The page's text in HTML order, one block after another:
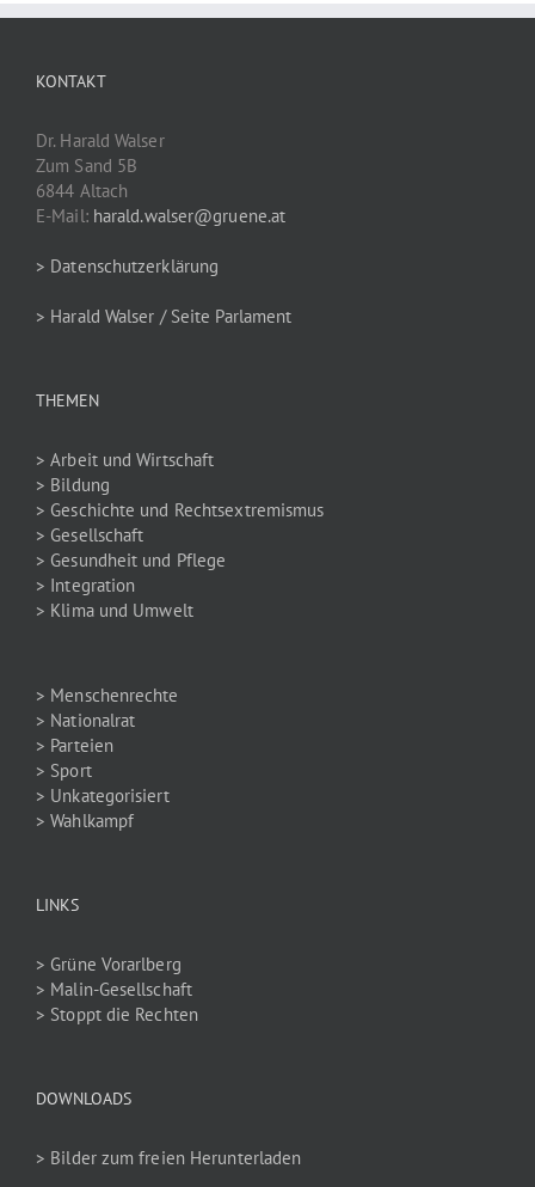
KONTAKT
Dr. Harald Walser
Zum Sand 5B
6844 Altach
E-Mail: harald.walser@gruene.at
> Datenschutzerklärung
> Harald Walser / Seite Parlament
THEMEN
> Arbeit und Wirtschaft
> Bildung
> Geschichte und Rechtsextremismus
> Gesellschaft
> Gesundheit und Pflege
> Integration
> Klima und Umwelt
> Menschenrechte
> Nationalrat
> Parteien
> Sport
> Unkategorisiert
> Wahlkampf
LINKS
> Grüne Vorarlberg
> Malin-Gesellschaft
> Stoppt die Rechten
DOWNLOADS
> Bilder zum freien Herunterladen